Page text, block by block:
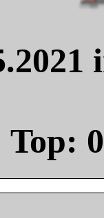
Top: 0